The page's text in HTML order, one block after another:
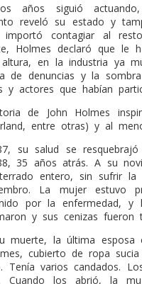
años siguió
reveló su estado y
contagiar al
Holmes declaró que le
en la industria ya
de denuncias y la
y actores que habían
de John Holmes
entre otras) y al
su salud se
35 años atrás. A su
entero, sin sufrir la
La mujer estuvo
por la enfermedad,
y sus cenizas fueron
muerte, la última
cubierto de ropa
Tenía varios candados.
Cuando los abrió, la